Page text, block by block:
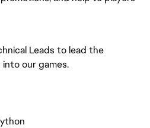
Leads to lead the
our games.